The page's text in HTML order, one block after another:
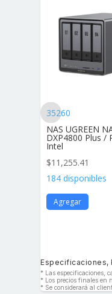
35260
NAS UGREEN
DXP4800 Plus /
Intel
$11,255.41
184 disponibles
Agregar
Especificaciones,
* Las especificaciones,
* Los precios finales en
* Se considerará al